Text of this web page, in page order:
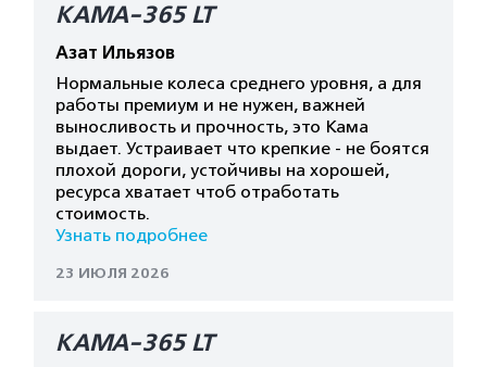
КАМА-365 LT
Азат Ильязов
Нормальные колеса среднего уровня, а для
работы премиум и не нужен, важней
выносливость и прочность, это Кама
выдает. Устраивает что крепкие - не боятся
плохой дороги, устойчивы на хорошей,
ресурса хватает чтоб отработать
стоимость.
Узнать подробнее
23 ИЮЛЯ 2026
КАМА-365 LT